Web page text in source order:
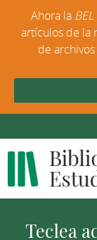
Ahora la BEL
artículos de la
de